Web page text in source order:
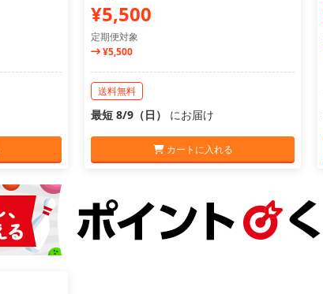
¥5,500
定期便対象
¥5,500
送料無料
最短 8/9（日） にお届け
カートに入れる